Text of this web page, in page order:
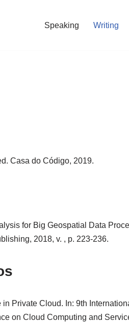
Speaking Writing
Casa do Código, 2019.
for Big Geospatial Data
2018, v. , p. 223-236.
Private Cloud. In: 9th
on Cloud Computing and